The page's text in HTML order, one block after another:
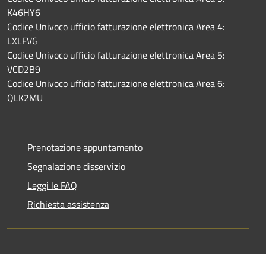
K46HY6
Codice Univoco ufficio fatturazione elettronica Area 4:
LXLFVG
Codice Univoco ufficio fatturazione elettronica Area 5:
VCD2B9
Codice Univoco ufficio fatturazione elettronica Area 6:
QLK2MU
Prenotazione appuntamento
Segnalazione disservizio
Leggi le FAQ
Richiesta assistenza